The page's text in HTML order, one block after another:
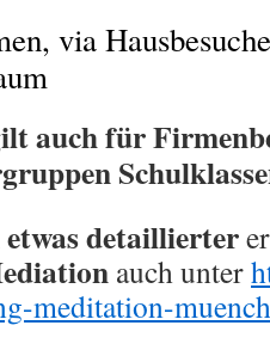
via
auch für
detaillierter
auch unter
meditation-